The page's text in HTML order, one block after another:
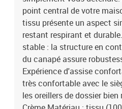
point central de votre
tissu présente un aspect
restant respirant et
stable : la structure en
du canapé assure
Expérience d'assise
très confortable avec le
les oreillers de dossier bien